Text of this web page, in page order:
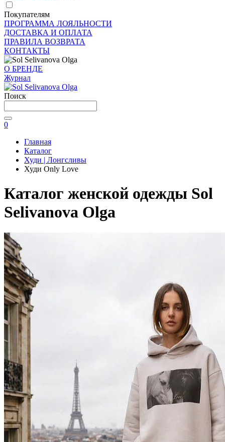
Покупателям
ПРОГРАММА ЛОЯЛЬНОСТИ
ДОСТАВКА И ОПЛАТА
ПРАВИЛА ВОЗВРАТА
КОНТАКТЫ
О БРЕНДЕ
Журнал
Поиск
0
Главная
Каталог
Худи | Лонгсливы
Худи Only Love
Каталог женской одежды Sol
Selivanova Olga